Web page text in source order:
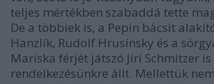
teljes mértékben szabaddá tette
De a többiek is, a Pepin bácsit
Hanzlík, Rudolf Hrusínsky és a
Mariska férjét játszó Jirí Schmitzer
rendelkezésünkre állt. Mellettük